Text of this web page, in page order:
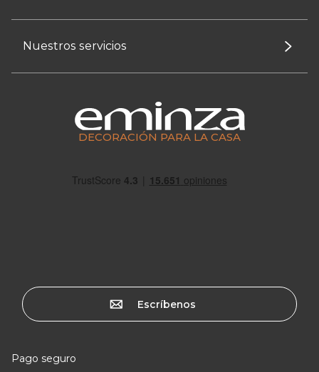
Nuestros servicios
DECORACIÓN PARA LA CASA
Escríbenos
Pago seguro